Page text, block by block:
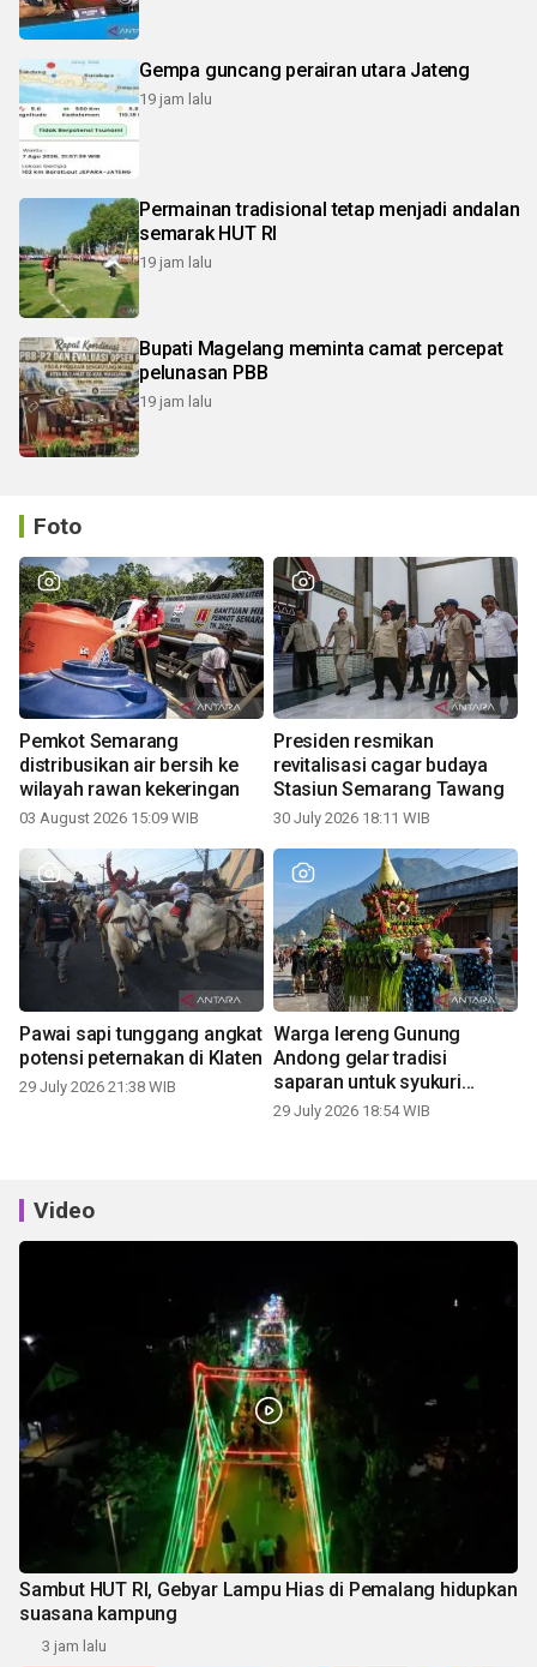
Gempa guncang perairan utara Jateng
19 jam lalu
Permainan tradisional tetap menjadi andalan
semarak HUT RI
19 jam lalu
Bupati Magelang meminta camat percepat
pelunasan PBB
19 jam lalu
Foto
Pemkot Semarang
distribusikan air bersih ke
wilayah rawan kekeringan
03 August 2026 15:09 WIB
Presiden resmikan
revitalisasi cagar budaya
Stasiun Semarang Tawang
30 July 2026 18:11 WIB
Pawai sapi tunggang angkat
potensi peternakan di Klaten
29 July 2026 21:38 WIB
Warga lereng Gunung
Andong gelar tradisi
saparan untuk syukuri
panen
29 July 2026 18:54 WIB
Video
Sambut HUT RI, Gebyar Lampu Hias di Pemalang hidupkan
suasana kampung
3 jam lalu